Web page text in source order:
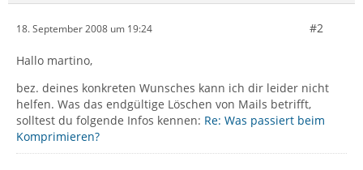
18. September 2008 um 19:24 #2
Hallo martino,
bez. deines konkreten Wunsches kann ich dir leider nicht
helfen. Was das endgültige Löschen von Mails betrifft,
solltest du folgende Infos kennen: Re: Was passiert beim
Komprimieren?